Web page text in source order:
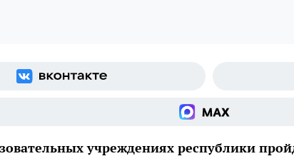
учреждениях республики